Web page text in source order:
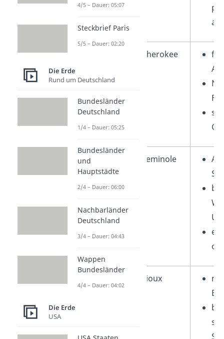
Südosten Cherokee
Seminole
Sioux
4/5 – Dauer: 05:07
Steckbrief Paris
5/5 – Dauer: 02:20
Die Erde
Rund um Deutschland
Bundesländer
Deutschland
1/4 – Dauer: 05:25
Bundesländer
und
Hauptstädte
2/4 – Dauer: 06:00
Nachbarländer
Deutschland
3/4 – Dauer: 04:43
Wappen
Bundesländer
4/4 – Dauer: 04:02
Die Erde
USA